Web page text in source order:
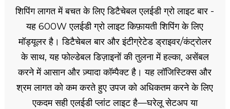
शिपिंग लागत में बचत के लिए डिटैचेबल एलईडी ग्रो लाइट बार -
यह 600W एलईडी ग्रो लाइट किफ़ायती शिपिंग के लिए
मॉड्यूलर है। डिटैचेबल बार और इंटीग्रेटेड ड्राइवर/कंट्रोलर
के साथ, यह फोल्डेबल डिज़ाइनों की तुलना में हल्का, असेंबल
करने में आसान और ज़्यादा कॉम्पैक्ट है। यह लॉजिस्टिक्स और
श्रम लागत को कम करते हुए उपज को अधिकतम करने के लिए
एकदम सही एलईडी प्लांट लाइट है—घरेलू सेटअप या